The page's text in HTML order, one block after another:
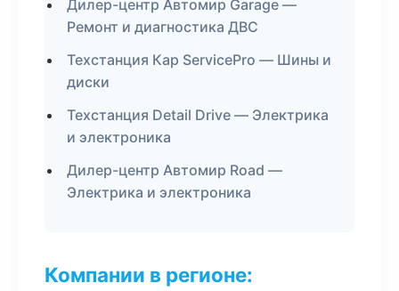
Дилер-центр Автомир Garage —
Ремонт и диагностика ДВС
Техстанция Кар ServicePro — Шины и
диски
Техстанция Detail Drive — Электрика
и электроника
Дилер-центр Автомир Road —
Электрика и электроника
Компании в регионе: